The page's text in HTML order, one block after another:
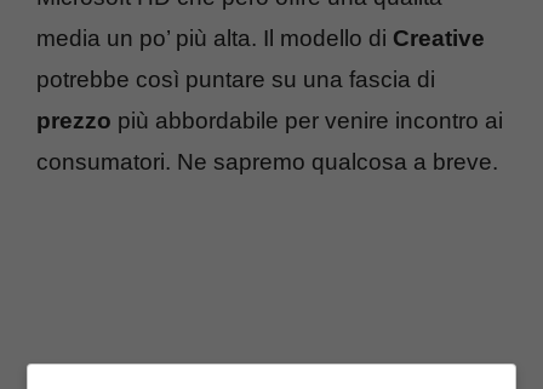
media un po’ più alta. Il modello di Creative
potrebbe così puntare su una fascia di
prezzo più abbordabile per venire incontro ai
consumatori. Ne sapremo qualcosa a breve.